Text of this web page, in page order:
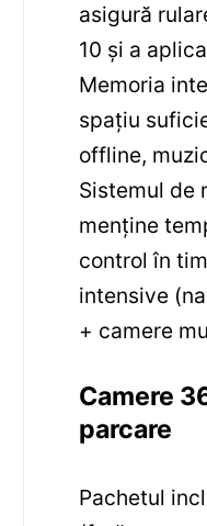
asigură
10 și a
Memoria
spațiu
offline,
Sistemul de
menține
control în
intensive
+ camere
Camere
parcare
Pachetul